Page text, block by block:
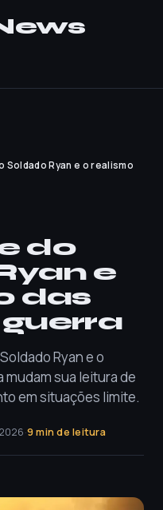
Soldado Ryan e o realismo
do
e
das
Ryan e o
mudam sua leitura de
em situações limite.
·9 min de leitura